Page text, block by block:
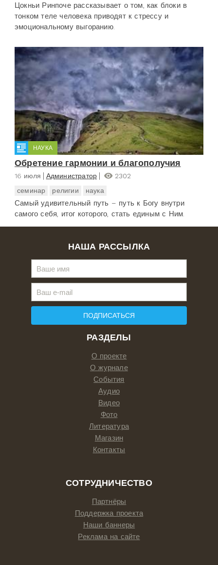
Цокньи Ринпоче рассказывает о том, как блоки в
тонком теле человека приводят к стрессу и
эмоциональному выгоранию.
НАУКА
Обретение гармонии и благополучия
16 июля Администратор
2302
семинар
религии наука
Самый удивительный путь – путь к Богу внутри
самого себя, итог которого, стать единым с Ним.
РАЗДЕЛЫ
О проекте
О журнале
События
Аудио
Видео
Фото
Литература
Магазин
Контакты
СОТРУДНИЧЕСТВО
Партнёры
Поддержка проекта
Наши баннеры
Реклама на сайте
НАША РАССЫЛКА
ПОДПИСАТЬСЯ